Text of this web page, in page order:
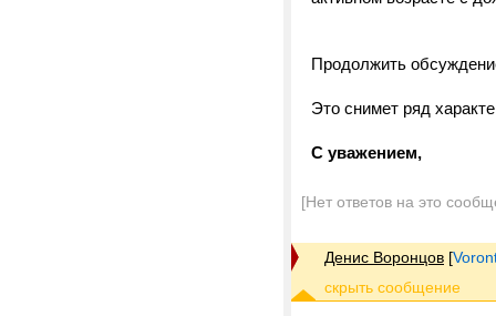
Продолжить
Это снимет ряд
С уважением,
[Нет ответов на это
Денис Воронцов [